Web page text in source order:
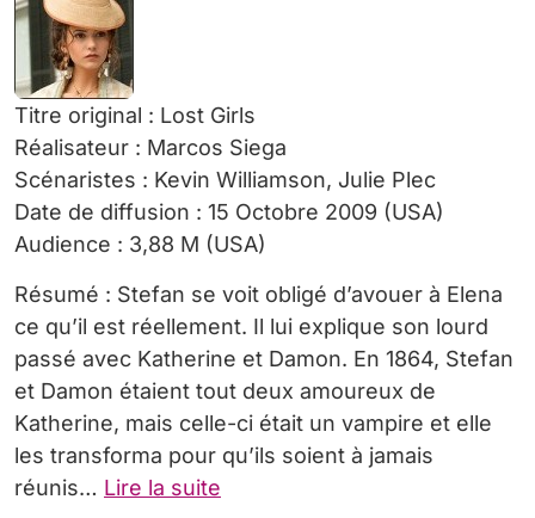
Titre original : Lost Girls
Réalisateur : Marcos Siega
Scénaristes : Kevin Williamson, Julie Plec
Date de diffusion : 15 Octobre 2009 (USA)
Audience : 3,88 M (USA)
Résumé : Stefan se voit obligé d’avouer à Elena
ce qu’il est réellement. Il lui explique son lourd
passé avec Katherine et Damon. En 1864, Stefan
et Damon étaient tout deux amoureux de
Katherine, mais celle-ci était un vampire et elle
les transforma pour qu’ils soient à jamais
réunis… Lire la suite